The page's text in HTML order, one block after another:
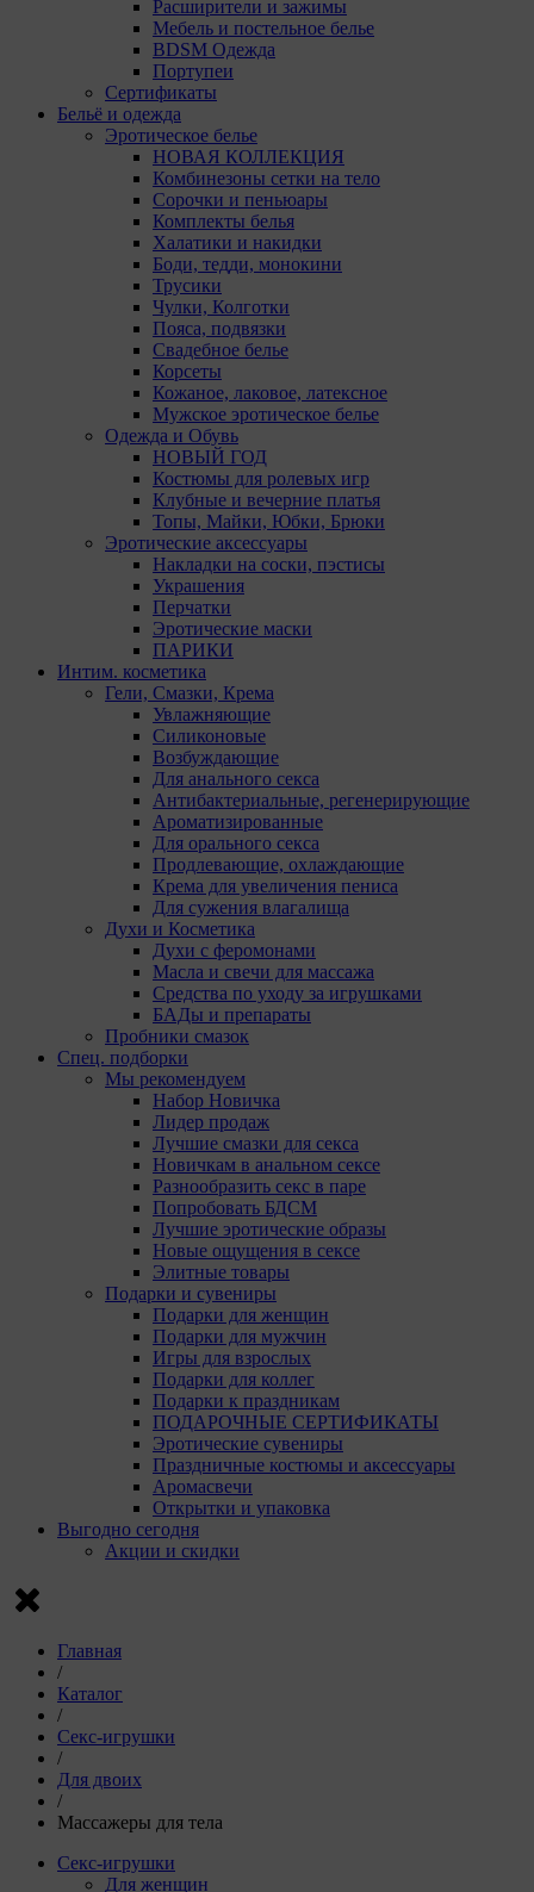
Расширители и зажимы
Мебель и постельное белье
BDSM Одежда
Портупеи
Сертификаты
Бельё и одежда
Эротическое белье
НОВАЯ КОЛЛЕКЦИЯ
Комбинезоны сетки на тело
Сорочки и пеньюары
Комплекты белья
Халатики и накидки
Боди, тедди, монокини
Трусики
Чулки, Колготки
Пояса, подвязки
Свадебное белье
Корсеты
Кожаное, лаковое, латексное
Мужское эротическое белье
Одежда и Обувь
НОВЫЙ ГОД
Костюмы для ролевых игр
Клубные и вечерние платья
Топы, Майки, Юбки, Брюки
Эротические аксессуары
Накладки на соски, пэстисы
Украшения
Перчатки
Эротические маски
ПАРИКИ
Интим. косметика
Гели, Смазки, Крема
Увлажняющие
Силиконовые
Возбуждающие
Для анального секса
Антибактериальные, регенерирующие
Ароматизированные
Для орального секса
Продлевающие, охлаждающие
Крема для увеличения пениса
Для сужения влагалища
Духи и Косметика
Духи с феромонами
Масла и свечи для массажа
Средства по уходу за игрушками
БАДы и препараты
Пробники смазок
Спец. подборки
Мы рекомендуем
Набор Новичка
Лидер продаж
Лучшие смазки для секса
Новичкам в анальном сексе
Разнообразить секс в паре
Попробовать БДСМ
Лучшие эротические образы
Новые ощущения в сексе
Элитные товары
Подарки и сувениры
Подарки для женщин
Подарки для мужчин
Игры для взрослых
Подарки для коллег
Подарки к праздникам
ПОДАРОЧНЫЕ СЕРТИФИКАТЫ
Эротические сувениры
Праздничные костюмы и аксессуары
Аромасвечи
Открытки и упаковка
Выгодно сегодня
Акции и скидки
Главная
/
Каталог
/
Секс-игрушки
/
Для двоих
/
Массажеры для тела
Секс-игрушки
Для женщин